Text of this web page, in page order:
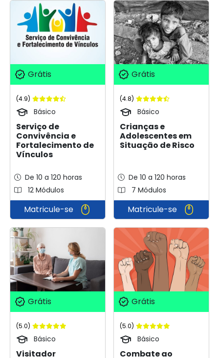
Grátis
(4.9)
Básico
Serviço de
Convivência e
Fortalecimento de
Vínculos
De 10 a 120 horas
12 Módulos
Matricule-se
Grátis
(4.8)
Básico
Crianças e
Adolescentes em
Situação de Risco
De 10 a 120 horas
7 Módulos
Matricule-se
Grátis
(5.0)
Básico
Visitador
Grátis
(5.0)
Básico
Combate ao